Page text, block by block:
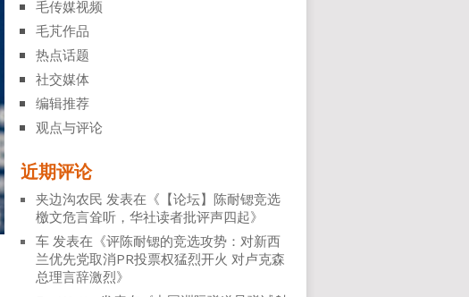
毛传媒视频
毛芃作品
热点话题
社交媒体
编辑推荐
观点与评论
近期评论
夹边沟农民 发表在《 【论坛】陈耐锶竞选
檄文危言耸听，华社读者批评声四起》
车 发表在《评陈耐锶的竞选攻势：对新西
兰优先党取消PR投票权猛烈开火 对卢克森
总理言辞激烈》